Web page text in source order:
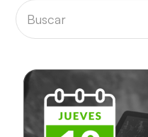
Buscar